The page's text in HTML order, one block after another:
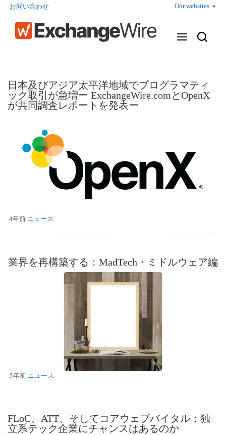
お問い合わせ Our websites
4年前 ニュース
日本及びアジア太平洋地域でプログラマティ
ック取引が急増ー ExchangeWire.comとOpenX
が共同調査レポートを発表ー
5年前 ニュース
業界を再構築する：MadTech・ミドルウェア編
FLoC、ATT、そしてコアウェブバイタル：独
立系テック企業にチャンスはあるのか